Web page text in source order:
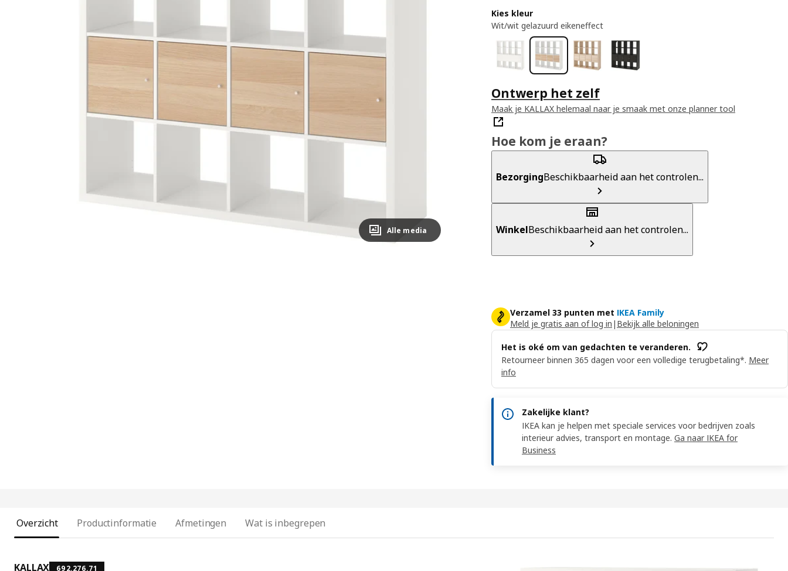
Image zoomed out, normal view
Alle media
Kies kleur
Wit/wit gelazuurd eikeneffect
Ontwerp het zelf
Maak je KALLAX helemaal naar je smaak met onze planner tool
Hoe kom je eraan?
BezorgingBeschikbaarheid aan het controlen...
WinkelBeschikbaarheid aan het controlen...
Verzamel 33 punten met IKEA Family
Meld je gratis aan of log in | Bekijk alle beloningen
Het is oké om van gedachten te veranderen.
Retourneer binnen 365 dagen voor een volledige terugbetaling*. Meer
info
Zakelijke klant?
IKEA kan je helpen met speciale services voor bedrijven zoals
interieur advies, transport en montage. Ga naar IKEA for
Business
Overzicht Productinformatie Afmetingen Wat is inbegrepen
KALLAX 692.276.71